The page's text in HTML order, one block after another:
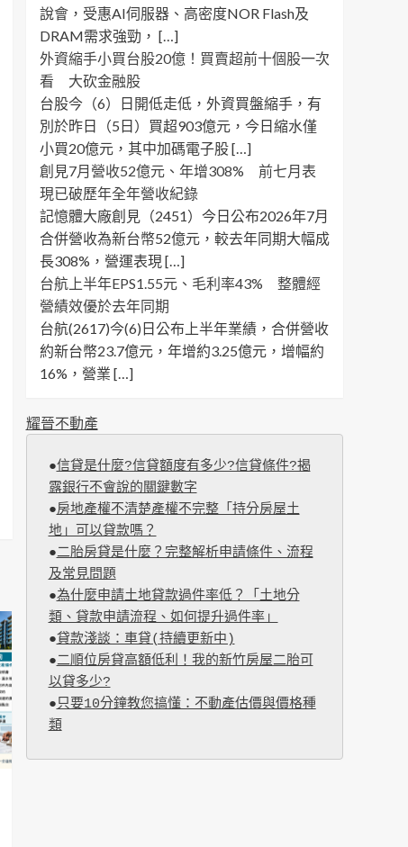
說會，受惠AI伺服器、高密度NOR Flash及
DRAM需求強勁， […]
外資縮手小買台股20億！買賣超前十個股一次
看 大砍金融股
台股今（6）日開低走低，外資買盤縮手，有
別於昨日（5日）買超903億元，今日縮水僅
小買20億元，其中加碼電子股 […]
創見7月營收52億元、年增308% 前七月表
現已破歷年全年營收紀錄
記憶體大廠創見（2451）今日公布2026年7月
合併營收為新台幣52億元，較去年同期大幅成
長308%，營運表現 […]
台航上半年EPS1.55元、毛利率43% 整體經
營績效優於去年同期
台航(2617)今(6)日公布上半年業績，合併營收
約新台幣23.7億元，年增約3.25億元，增幅約
16%，營業 […]
耀晉不動產
●信貸是什麼?信貸額度有多少?信貸條件?揭
露銀行不會說的關鍵數字
●房地產權不清楚產權不完整「持分房屋土
地」可以貸款嗎？
●二胎房貸是什麼？完整解析申請條件、流程
及常見問題
●為什麼申請土地貸款過件率低？「土地分
類、貸款申請流程、如何提升過件率」
●貸款淺談：車貸(持續更新中)
●二順位房貸高額低利！我的新竹房屋二胎可
以貸多少?
●只要10分鐘教您搞懂：不動產估價與價格種
類